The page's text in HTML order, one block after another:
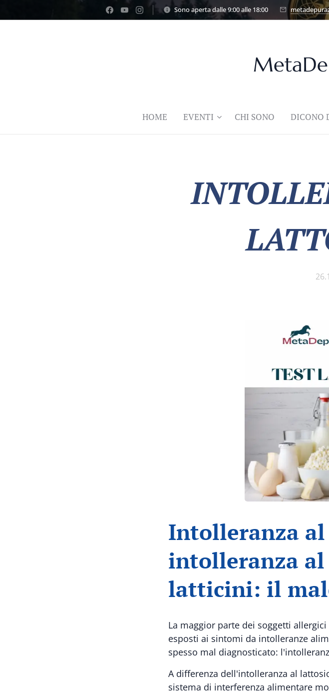
Sono aperta dalle 9:00 alle 18:00
HOME EVENTI CHI SONO DICONO
Intolleranza
intolleranza
latticini: il
La maggior parte dei soggetti
esposti ai sintomi da intolleranze
spesso mal diagnosticato:
A differenza dell'intolleranza al
sistema di interferenza alimentare